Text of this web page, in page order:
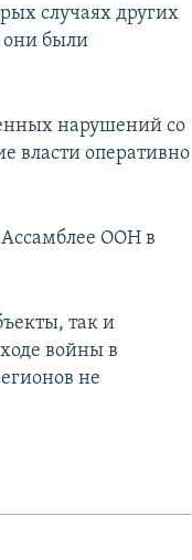
случаях других
они были
нарушений со
власти оперативно
ООН в
так и
войны в
не